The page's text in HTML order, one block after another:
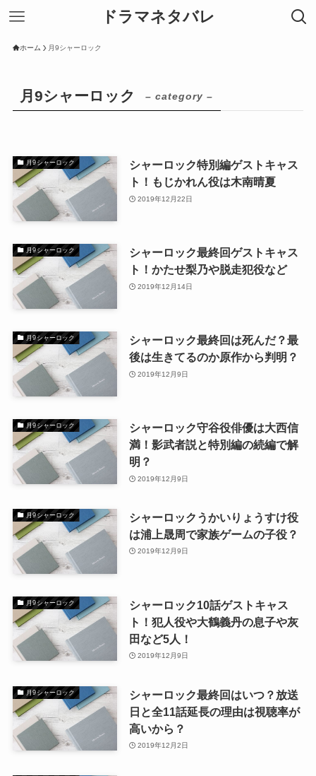
ドラマネタバレ
ホーム 月9シャーロック
月9シャーロック – category –
月9シャーロック
シャーロック特別編ゲストキャス
ト！もじかれん役は木南晴夏
2019年12月22日
月9シャーロック
シャーロック最終回ゲストキャス
ト！かたせ梨乃や脱走犯役など
2019年12月14日
月9シャーロック
シャーロック最終回は死んだ？最
後は生きてるのか原作から判明？
2019年12月9日
月9シャーロック
シャーロック守谷役俳優は大西信
満！影武者説と特別編の続編で解
明？
2019年12月9日
月9シャーロック
シャーロックうかいりょうすけ役
は浦上晟周で家族ゲームの子役？
2019年12月9日
月9シャーロック
シャーロック10話ゲストキャス
ト！犯人役や大鶴義丹の息子や灰
田など5人！
2019年12月9日
月9シャーロック
シャーロック最終回はいつ？放送
日と全11話延長の理由は視聴率が
高いから？
2019年12月2日